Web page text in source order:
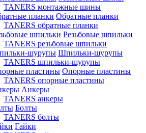
TANERS монтажные шины
Обратные планки
TANERS обратные планки
Резьбовые шпильки
TANERS резьбовые шпильки
Шпильки-шурупы
TANERS шпильки-шурупы
Опорные пластины
TANERS опорные пластины
Анкеры
TANERS анкеры
Болты
TANERS болты
Гайки